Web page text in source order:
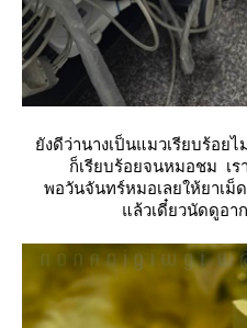
งดีว่านางเป็นแมวเรียบร้อยไ
ก็เรียบร้อยจนหมอชม เร
พอวันจันทร์หมอเลยให้ยาเ
ล้วเดี๋ยวนัดดูอา